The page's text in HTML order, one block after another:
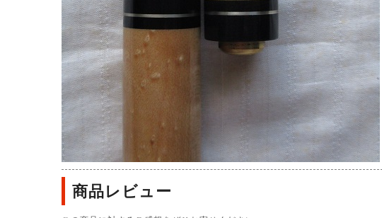
商品レビュー